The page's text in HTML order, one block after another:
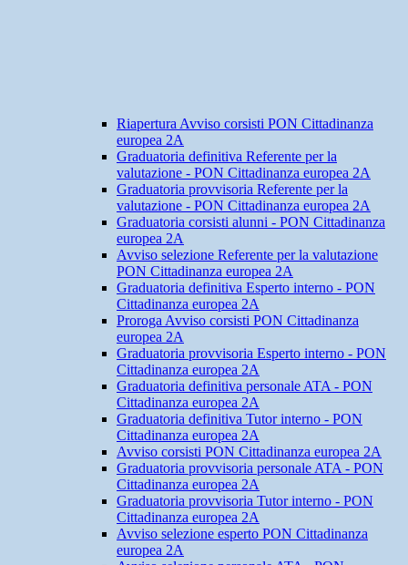
Riapertura Avviso corsisti PON Cittadinanza
europea 2A
Graduatoria definitiva Referente per la
valutazione - PON Cittadinanza europea 2A
Graduatoria provvisoria Referente per la
valutazione - PON Cittadinanza europea 2A
Graduatoria corsisti alunni - PON Cittadinanza
europea 2A
Avviso selezione Referente per la valutazione
PON Cittadinanza europea 2A
Graduatoria definitiva Esperto interno - PON
Cittadinanza europea 2A
Proroga Avviso corsisti PON Cittadinanza
europea 2A
Graduatoria provvisoria Esperto interno - PON
Cittadinanza europea 2A
Graduatoria definitiva personale ATA - PON
Cittadinanza europea 2A
Graduatoria definitiva Tutor interno - PON
Cittadinanza europea 2A
Avviso corsisti PON Cittadinanza europea 2A
Graduatoria provvisoria personale ATA - PON
Cittadinanza europea 2A
Graduatoria provvisoria Tutor interno - PON
Cittadinanza europea 2A
Avviso selezione esperto PON Cittadinanza
europea 2A